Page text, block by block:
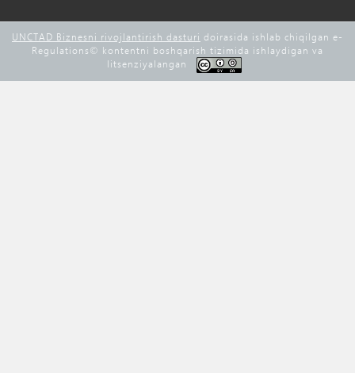
UNCTAD Biznesni rivojlantirish dasturi doirasida ishlab chiqilgan e-
Regulations©️ kontentni boshqarish tizimida ishlaydigan va
litsenziyalangan